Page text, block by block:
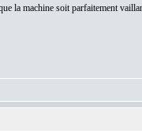
la machine soit parfaitement